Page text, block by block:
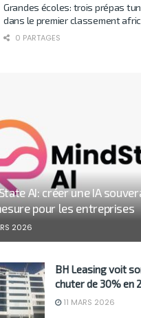
Grandes écoles: trois prépas
dans le premier classement
0 PARTAGES
AI: créer une IA
pour les entreprises
2026
BH Leasing voit
chuter de 30% en
11 MARS 2026